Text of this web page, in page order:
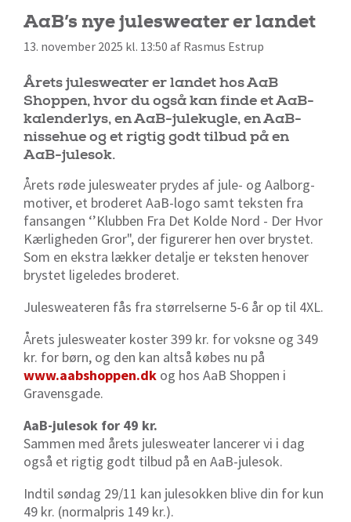
AaB’s nye julesweater er landet
13. november 2025 kl. 13:50 af Rasmus Estrup
Årets julesweater er landet hos AaB
Shoppen, hvor du også kan finde et AaB-
kalenderlys, en AaB-julekugle, en AaB-
nissehue og et rigtig godt tilbud på en
AaB-julesok.
Årets røde julesweater prydes af jule- og Aalborg-
motiver, et broderet AaB-logo samt teksten fra
fansangen ‘’Klubben Fra Det Kolde Nord - Der Hvor
Kærligheden Gror", der figurerer hen over brystet.
Som en ekstra lækker detalje er teksten henover
brystet ligeledes broderet.
Julesweateren fås fra størrelserne 5-6 år op til 4XL.
Årets julesweater koster 399 kr. for voksne og 349
kr. for børn, og den kan altså købes nu på
www.aabshoppen.dk og hos AaB Shoppen i
Gravensgade.
AaB-julesok for 49 kr.
Sammen med årets julesweater lancerer vi i dag
også et rigtig godt tilbud på en AaB-julesok.
Indtil søndag 29/11 kan julesokken blive din for kun
49 kr. (normalpris 149 kr.).